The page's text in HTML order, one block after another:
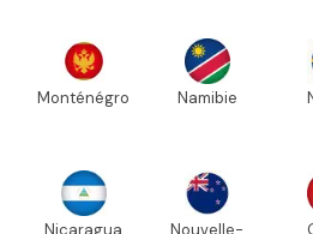
Monténégro Namibie
Nicaragua
Nouvelle-